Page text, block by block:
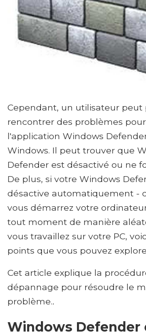
Cependant, un utilisateur peut
rencontrer des problèmes
l'application Windows
Windows. Il peut trouver que
Defender est désactivé ou ne
De plus, si votre Windows
désactive automatiquement -
vous démarrez votre
tout moment de manière
vous travaillez sur votre PC,
points que vous pouvez
Cet article explique la
dépannage pour résoudre le
problème..
Windows Defender